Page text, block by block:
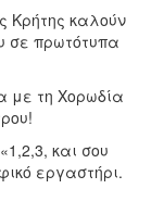
Κρήτης καλούν
σε πρωτότυπα
με τη Χορωδία
και σου
εργαστήρι.